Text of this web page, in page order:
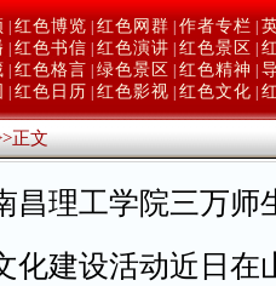
红色博览 红色网群 作者专栏
红色书信 红色演讲 红色景区
红色格言 绿色景区 红色精神
红色日历 红色影视 红色文化
正文
昌理工学院三万师
化建设活动近日在